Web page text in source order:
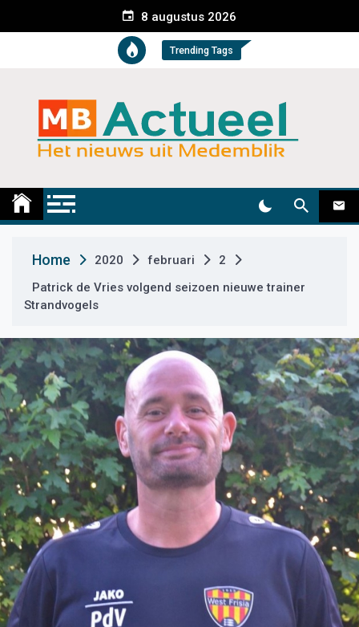
e
t
8 augustus 2026
Trending Tags
Medemblik Actueel
Home 2020 februari
2
Patrick de Vries volgend seizoen nieuwe trainer
Strandvogels